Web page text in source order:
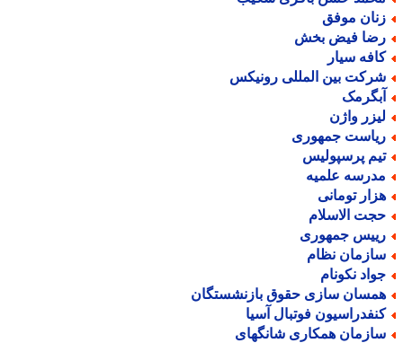
موفق
فیض بخش
سیار
بین المللی رونیکس
واژن
جمهوری
پرسپولیس
علمیه
تومانی
الاسلام
جمهوری
نظام
نکونام
سازی حقوق بازنشستگان
فوتبال آسیا
همکاری شانگهای